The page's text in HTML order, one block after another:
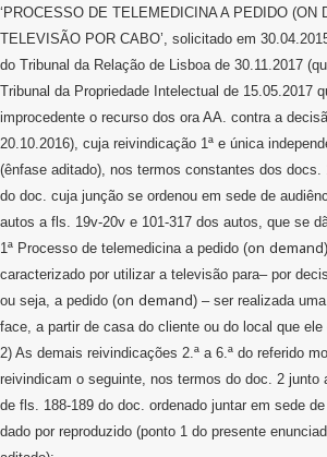
‘PROCESSO DE TELEMEDICINA A PEDIDO (ON
TELEVISÃO POR CABO’, solicitado em
do Tribunal da Relação de Lisboa de 30.11.2017
Tribunal da Propriedade Intelectual de 15.05.2017
improcedente o recurso dos ora AA. contra a
20.10.2016), cuja reivindicação 1ª e única
(ênfase aditado), nos termos constantes dos
do doc. cuja junção se ordenou em sede de
autos a fls. 19v-20v e 101-317 dos autos, que se
1ª Processo de telemedicina a pedido (on demand
caracterizado por utilizar a televisão para– por
ou seja, a pedido (on demand) – ser realizada
face, a partir de casa do cliente ou do local que ele
2) As demais reivindicações 2.ª a 6.ª do referido
reivindicam o seguinte, nos termos do doc. 2 junto
de fls. 188-189 do doc. ordenado juntar em sede
dado por reproduzido (ponto 1 do presente